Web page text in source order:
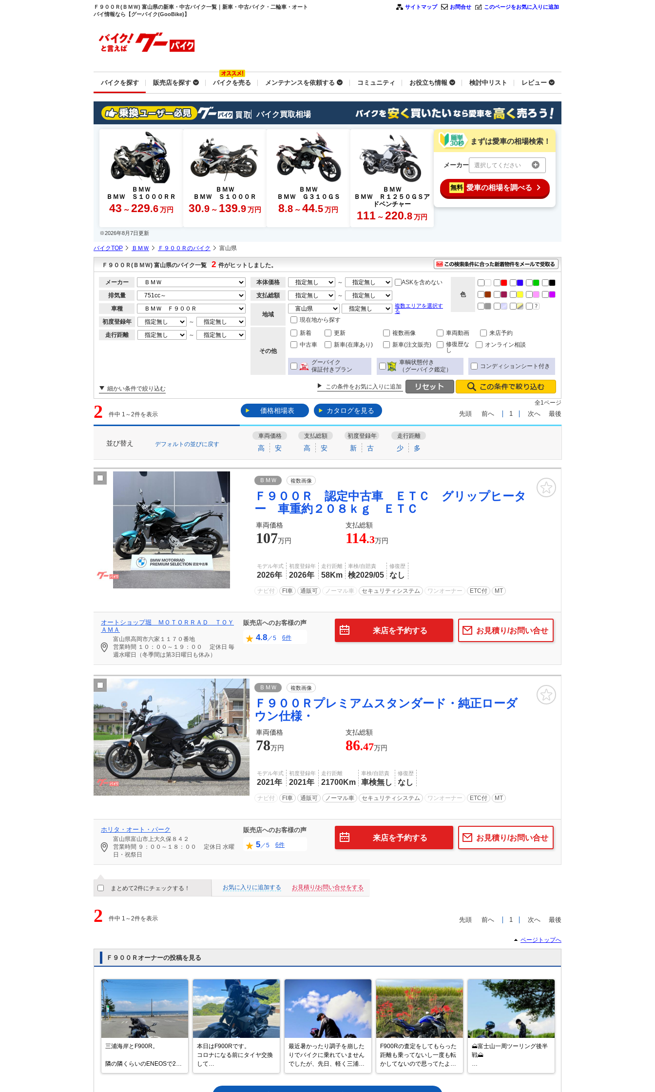
Ｆ９００Ｒ(ＢＭＷ) 富山県の新車・中古バイク一覧｜新車・中古バイク・二輪車・オート
バイ情報なら【グーバイク(GooBike)】
サイトマップ お問合せ このページをお気に入りに追加
バイクを探す 販売店を探す バイクを売る メンテナンスを依頼する コミュニティ お役立ち情報 検討中リスト レビュー
バイク買取相場
ＢＭＷ
ＢＭＷ Ｓ１０００ＲＲ
43 ～ 229.6 万円
ＢＭＷ
ＢＭＷ Ｓ１０００Ｒ
30.9 ～ 139.9 万円
ＢＭＷ
ＢＭＷ Ｇ３１０ＧＳ
8.8 ～ 44.5 万円
ＢＭＷ
ＢＭＷ Ｒ１２５０ＧＳア
ドベンチャー
111 ～ 220.8 万円
まずは愛車の相場検索！
メーカー 選択してください
無料 愛車の相場を調べる
※2026年8月7日更新
バイクTOP ＢＭＷ Ｆ９００Ｒのバイク 富山県
Ｆ９００Ｒ(ＢＭＷ) 富山県のバイク一覧 2 件がヒットしました。
メーカー
排気量
車種
初度登録年
～
走行距離
～
本体価格 ～
ASKを含めない
支払総額
～
地域
複数エリアを選択す
る
現在地から探す
色
その他
新着 更新 複数画像 車両動画
来店予約
中古車
新車(在庫あり) 新車(注文販売)
修復歴な
し
オンライン相談
グーバイク
保証付きプラン
車輌状態付き
（グーバイク鑑定）
コンディションシート付き
細かい条件で絞り込む この条件をお気に入りに追加
2 件中 1～2件を表示 価格相場表 カタログを見る
全1ページ
先頭 前へ 1 次へ 最後
並び替え デフォルトの並びに戻す
車両価格
高 安
支払総額
高 安
初度登録年
新 古
走行距離
少 多
ＢＭＷ 複数画像
Ｆ９００Ｒ 認定中古車 ＥＴＣ グリップヒータ
ー 車重約２０８ｋｇ ＥＴＣ
車両価格 支払総額
107万円 114.3万円
モデル年式
2026年
初度登録年
2026年
走行距離
58Km
車検/自賠責
検2029/05
修復歴
なし
ナビ付 FI車 通販可 ノーマル車 セキュリティシステム ワンオーナー ETC付 MT
オートショップ堀 ＭＯＴＯＲＲＡＤ ＴＯＹ
ＡＭＡ
富山県高岡市六家１１７０番地
営業時間 １０：００～１９：００ 定休日 毎
週水曜日（冬季間は第3日曜日も休み）
販売店へのお客様の声
4.8／5 6件
お見積り/お問い合せ
来店を予約する
ＢＭＷ 複数画像
Ｆ９００Ｒプレミアムスタンダード・純正ローダ
ウン仕様・
車両価格 支払総額
78万円 86.47万円
モデル年式
2021年
初度登録年
2021年
走行距離
21700Km
車検/自賠責
車検無し
修復歴
なし
ナビ付 FI車 通販可 ノーマル車 セキュリティシステム ワンオーナー ETC付 MT
ホリタ・オート・パーク
富山県富山市上大久保８４２
営業時間 ９：００～１８：００ 定休日 水曜
日・祝祭日
販売店へのお客様の声
5／5 6件
お見積り/お問い合せ
来店を予約する
まとめて2件にチェックする！ お気に入りに追加する お見積り/お問い合せをする
2 件中 1～2件を表示 先頭 前へ 1 次へ 最後
ページトップへ
Ｆ９００Ｒオーナーの投稿を見る
三浦海岸とF900R。
隣の隣くらいのENEOSで2回
目の給油。
本日はF900Rです。
コロナになる前にタイヤ交換
して
そのままだったので皮剥き？
た(ﾟ∀ﾟ)
最近暑かったり調子を崩した
りでバイクに乗れていません
でしたが、先日、軽く三浦海
岸までお出掛けしていまし
F900Rの査定をしてもらった
距離も乗ってないし一度も転
かしてないので思ってたより
価格が付いた。
のでお値段もそれなり。
🗻富士山一周ツーリング後半
戦🗻
山中湖をから西に向かい、富
で相場をチェック！
排気量
車種
型式(任意)